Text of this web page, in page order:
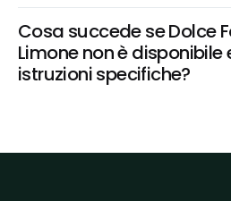
Cosa succede se Dolce
Limone non è
istruzioni specifiche?